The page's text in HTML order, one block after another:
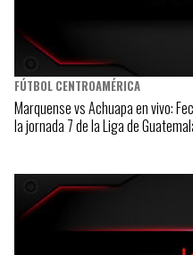
FÚTBOL CENTROAMÉRICA
Marquense vs Achuapa en vivo:
la jornada 7 de la Liga de